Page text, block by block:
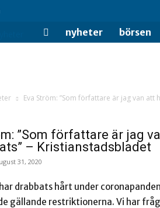
Ekonominyheter.se
nyheter börsen
Eva Ström: ”Som författare är jag van att
”Som författare är jag
– Kristianstadsbladet
31, 2020
drabbats hårt under
gällande restriktionerna. Vi har